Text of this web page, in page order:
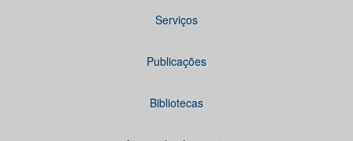
Serviços
Publicações
Bibliotecas